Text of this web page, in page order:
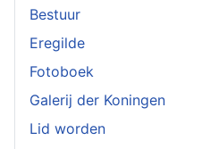
Bestuur
Eregilde
Fotoboek
Galerij der Koningen
Lid worden